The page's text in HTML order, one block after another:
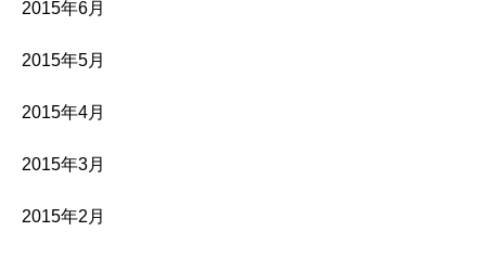
2015年6月
2015年5月
2015年4月
2015年3月
2015年2月